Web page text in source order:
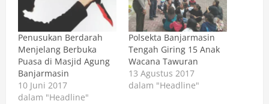
Penusukan Berdarah
Menjelang Berbuka
Puasa di Masjid Agung
Banjarmasin
10 Juni 2017
dalam "Headline"
Polsekta Banjarmasin
Tengah Giring 15 Anak
Wacana Tawuran
13 Agustus 2017
dalam "Headline"